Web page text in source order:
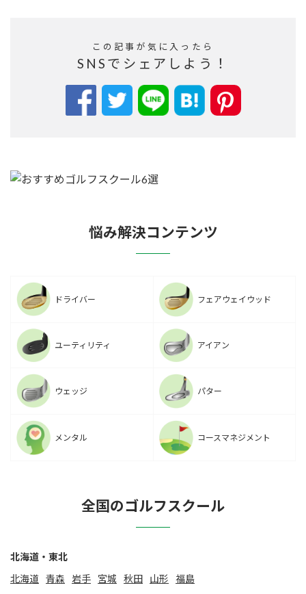
この記事が気に入ったら
SNSでシェアしよう！
悩み解決コンテンツ
ドライバー フェアウェイウッド
ユーティリティ アイアン
ウェッジ パター
メンタル コースマネジメント
全国のゴルフスクール
北海道・東北
北海道 ⻘森 岩手 宮城 秋田 山形 福島